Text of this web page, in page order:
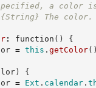
a color is
{String}
The color.
: function ( )
{
= this . getColor( )
)
{
= Ext . calendar.